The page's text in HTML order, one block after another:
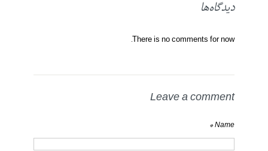
دیدگاه‌ها
There is no comments for now.
Leave a comment
Name *